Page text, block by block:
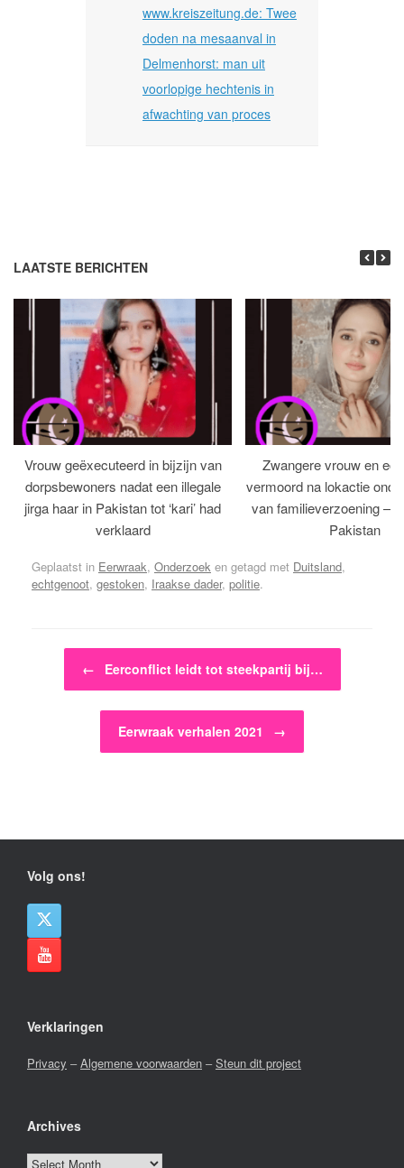
www.kreiszeitung.de: Twee
doden na mesaanval in
Delmenhorst: man uit
voorlopige hechtenis in
afwachting van proces
LAATSTE BERICHTEN
Vrouw geëxecuteerd in bijzijn van
dorpsbewoners nadat een illegale
jirga haar in Pakistan tot ‘kari’ had
verklaard
Zwangere vrouw en
vermoord na lokactie
van familieverzoening –
Pakistan
Geplaatst in Eerwraak, Onderzoek en getagd met Duitsland,
echtgenoot, gestoken, Iraakse dader, politie.
Bericht navigatie
← Eerconflict leidt tot steekpartij bij…
Eerwraak verhalen 2021 →
Volg ons!
Verklaringen
Privacy –Algemene voorwaarden –Steun dit project
Archives
Archives